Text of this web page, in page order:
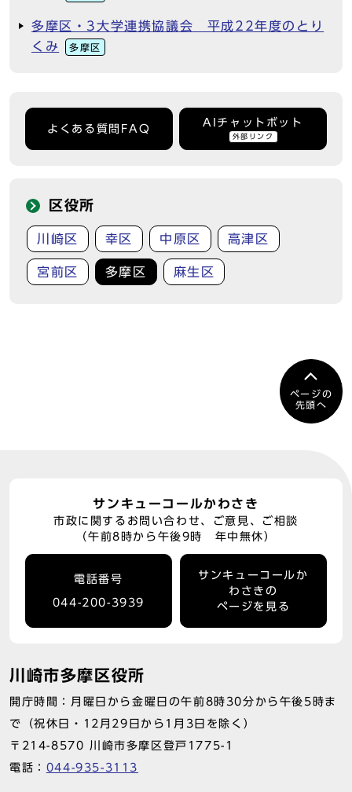
多摩区・3大学連携協議会 平成22年度のとり
くみ
多摩区
よくある質問FAQ
AIチャットボット
外部リンク
区役所
川崎区 幸区 中原区 高津区
宮前区 多摩区 麻生区
ページの
先頭へ
サンキューコールかわさき
市政に関するお問い合わせ、ご意見、ご相談
（午前8時から午後9時 年中無休）
電話番号
044-200-3939
サンキューコールか
わさきの
ページを見る
川崎市多摩区役所
開庁時間：月曜日から金曜日の午前8時30分から午後5時ま
で（祝休日・12月29日から1月3日を除く）
〒214-8570 川崎市多摩区登戸1775-1
電話： 044-935-3113